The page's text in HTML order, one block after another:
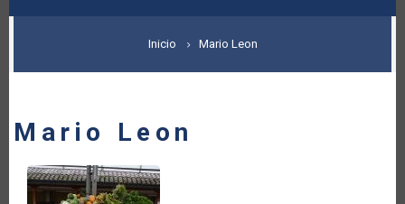
SOBRESCRIBIR
ENLACES
AYUDA
Inicio Mario Leon
Mario Leon